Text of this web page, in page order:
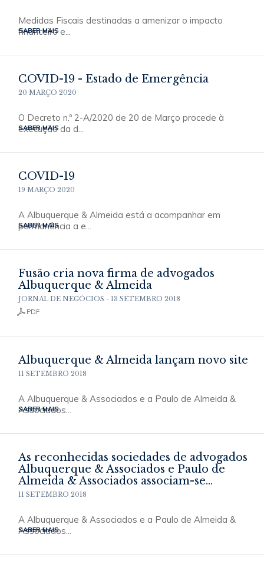
Medidas Fiscais destinadas a amenizar o impacto
financeiro e...
SABER MAIS
COVID-19 - Estado de Emergência
20 MARÇO 2020
O Decreto n.º 2-A/2020 de 20 de Março procede à
execução da d...
SABER MAIS
COVID-19
19 MARÇO 2020
A Albuquerque & Almeida está a acompanhar em
permanência a e...
SABER MAIS
Fusão cria nova firma de advogados
Albuquerque & Almeida
JORNAL DE NEGÓCIOS - 13 SETEMBRO 2018
PDF
Albuquerque & Almeida lançam novo site
11 SETEMBRO 2018
A Albuquerque & Associados e a Paulo de Almeida &
Associados...
SABER MAIS
As reconhecidas sociedades de advogados
Albuquerque & Associados e Paulo de
Almeida & Associados associam-se...
11 SETEMBRO 2018
A Albuquerque & Associados e a Paulo de Almeida &
Associados...
SABER MAIS